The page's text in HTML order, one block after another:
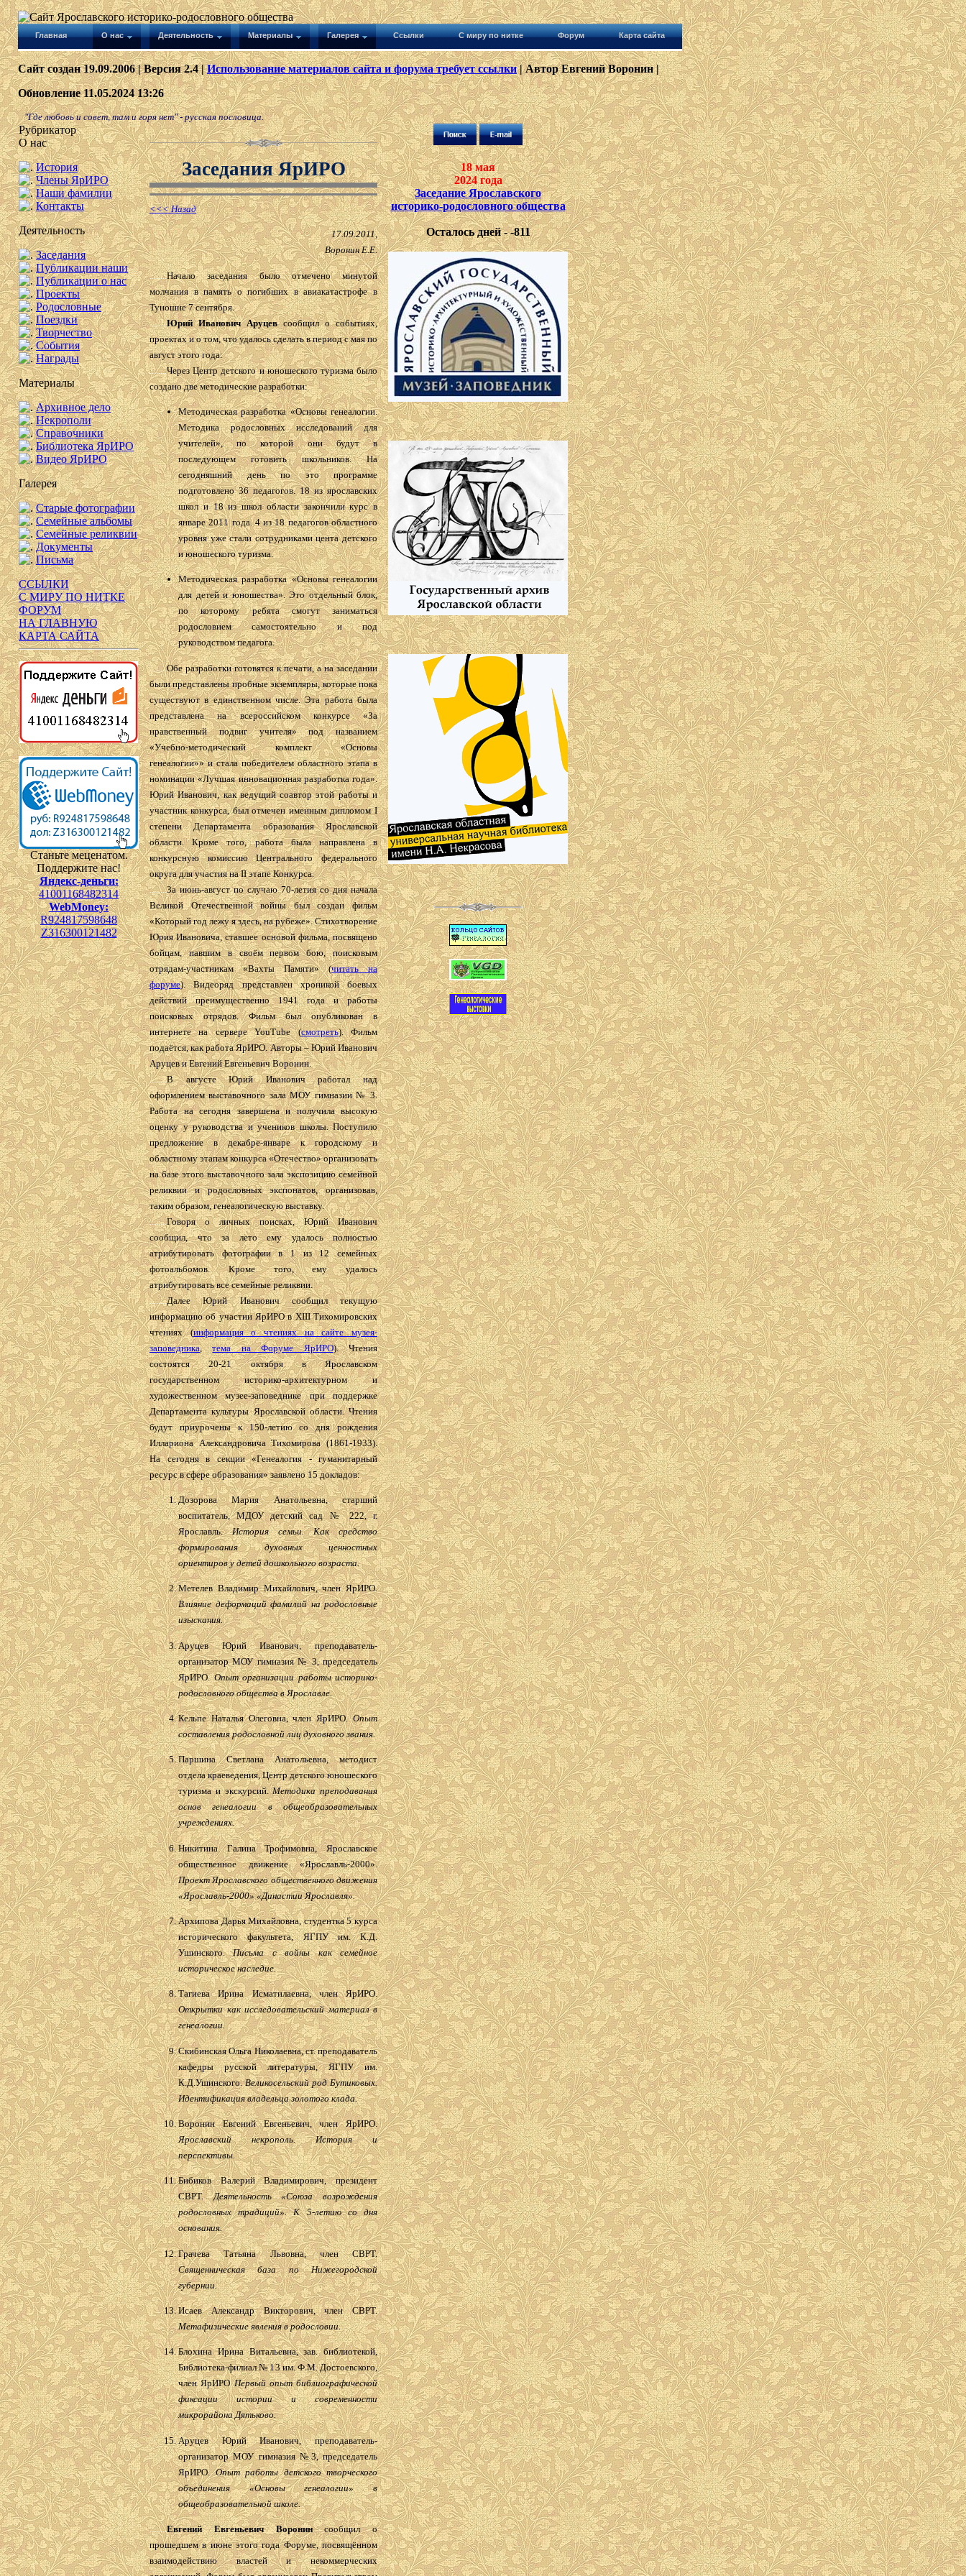
Главная О нас Деятельность Материалы Галерея Ссылки С миру по нитке Форум Карта сайта
Сайт создан 19.09.2006 | Версия 2.4 |Использование материалов сайта и форума требует ссылки| Автор Евгений Воронин |
Обновление 11.05.2024 13:26
"Где любовь и совет, там и горя нет" - русская пословица.
Рубрикатор
О нас
История
Члены ЯрИРО
Наши фамилии
Контакты
Деятельность
Заседания
Публикации наши
Публикации о нас
Проекты
Родословные
Поездки
Творчество
События
Награды
Материалы
Архивное дело
Некрополи
Справочники
Библиотека ЯрИРО
Видео ЯрИРО
Галерея
Старые фотографии
Семейные альбомы
Семейные реликвии
Документы
Письма
ССЫЛКИ
С МИРУ ПО НИТКЕ
ФОРУМ
НА ГЛАВНУЮ
КАРТА САЙТА
Станьте меценатом.
Поддержите нас!
Яндекс-деньги:
41001168482314
WebMoney:
R924817598648
Z316300121482
Заседания ЯрИРО
<<< Назад
17.09.2011,
Воронин Е.Е.
........Начало заседания было отмечено минутой
молчания в память о погибших в авиакатастрофе в
Туношне 7 сентября.
........Юрий Иванович Аруцевсообщил о событиях,
проектах и о том, что удалось сделать в период с мая по
август этого года:
........Через Центр детского и юношеского туризма было
создано две методические разработки:
Методическая разработка «Основы генеалогии.
Методика родословных исследований для
учителей», по которой они будут в
последующем готовить школьников. На
сегодняшний день по это программе
подготовлено 36 педагогов. 18 из ярославских
школ и 18 из школ области закончили курс в
январе 2011 года. 4 из 18 педагогов областного
уровня уже стали сотрудниками цента детского
и юношеского туризма.
Методическая разработка «Основы генеалогии
для детей и юношества». Это отдельный блок,
по которому ребята смогут заниматься
родословием самостоятельно и под
руководством педагога.
........Обе разработки готовятся к печати, а на заседании
были представлены пробные экземпляры, которые пока
существуют в единственном числе. Эта работа была
представлена на всероссийском конкурсе «За
нравственный подвиг учителя» под названием
«Учебно-методический комплект «Основы
генеалогии»» и стала победителем областного этапа в
номинации «Лучшая инновационная разработка года».
Юрий Иванович, как ведущий соавтор этой работы и
участник конкурса, был отмечен именным дипломом I
степени Департамента образования Ярославской
области. Кроме того, работа была направлена в
конкурсную комиссию Центрального федерального
округа для участия на II этапе Конкурса.
........За июнь-август по случаю 70-летия со дня начала
Великой Отечественной войны был создан фильм
«Который год лежу я здесь, на рубеже». Стихотворение
Юрия Ивановича, ставшее основой фильма, посвящено
бойцам, павшим в своём первом бою, поисковым
отрядам-участникам «Вахты Памяти» (читать на
форуме). Видеоряд представлен хроникой боевых
действий преимущественно 1941 года и работы
поисковых отрядов. Фильм был опубликован в
интернете на сервере YouTube (смотреть). Фильм
подаётся, как работа ЯрИРО. Авторы – Юрий Иванович
Аруцев и Евгений Евгеньевич Воронин.
........В августе Юрий Иванович работал над
оформлением выставочного зала МОУ гимназии № 3.
Работа на сегодня завершена и получила высокую
оценку у руководства и учеников школы. Поступило
предложение в декабре-январе к городскому и
областному этапам конкурса «Отечество» организовать
на базе этого выставочного зала экспозицию семейной
реликвии и родословных экспонатов, организовав,
таким образом, генеалогическую выставку.
........Говоря о личных поисках, Юрий Иванович
сообщил, что за лето ему удалось полностью
атрибутировать фотографии в 1 из 12 семейных
фотоальбомов. Кроме того, ему удалось
атрибутировать все семейные реликвии.
........Далее Юрий Иванович сообщил текущую
информацию об участии ЯрИРО в XIII Тихомировских
чтениях (информация о чтениях на сайте музея-
заповедника,тема на Форуме ЯрИРО). Чтения
состоятся 20-21 октября в Ярославском
государственном историко-архитектурном и
художественном музее-заповеднике при поддержке
Департамента культуры Ярославской области. Чтения
будут приурочены к 150-летию со дня рождения
Иллариона Александровича Тихомирова (1861-1933).
На сегодня в секции «Генеалогия - гуманитарный
ресурс в сфере образования» заявлено 15 докладов:
Дозорова Мария Анатольевна, старший
воспитатель, МДОУ детский сад № 222, г.
Ярославль.История семьи. Как средство
формирования духовных ценностных
ориентиров у детей дошкольного возраста.
Метелев Владимир Михайлович, член ЯрИРО.
Влияние деформаций фамилий на родословные
изыскания.
Аруцев Юрий Иванович, преподаватель-
организатор МОУ гимназия № 3, председатель
ЯрИРО.Опыт организации работы историко-
родословного общества в Ярославле.
Кельпе Наталья Олеговна, член ЯрИРО.Опыт
составления родословной лиц духовного звания.
Паршина Светлана Анатольевна, методист
отдела краеведения, Центр детского юношеского
туризма и экскурсий.Методика преподавания
основ генеалогии в общеобразовательных
учреждениях.
Никитина Галина Трофимовна, Ярославское
общественное движение «Ярославль-2000».
Проект Ярославского общественного движения
«Ярославль-2000» «Династии Ярославля».
Архипова Дарья Михайловна, студентка 5 курса
исторического факультета, ЯГПУ им. К.Д.
Ушинского.Письма с войны как семейное
историческое наследие.
Тагиева Ирина Исматилаевна, член ЯрИРО.
Открытки как исследовательский материал в
генеалогии.
Скибинская Ольга Николаевна, ст. преподаватель
кафедры русской литературы, ЯГПУ им.
К.Д.Ушинского.Великосельский род Бутиковых.
Идентификация владельца золотого клада.
Воронин Евгений Евгеньевич, член ЯрИРО.
Ярославский некрополь. История и
перспективы.
Бибиков Валерий Владимирович, президент
СВРТ.Деятельность «Союза возрождения
родословных традиций». К 5-летию со дня
основания.
Грачева Татьяна Львовна, член СВРТ.
Священническая база по Нижегородской
губернии.
Исаев Александр Викторович, член СВРТ.
Метафизические явления в родословии.
Блохина Ирина Витальевна, зав. библиотекой,
Библиотека-филиал № 13 им. Ф.М. Достоевского,
член ЯрИРОПервый опыт библиографической
фиксации истории и современности
микрорайона Дятьково.
Аруцев Юрий Иванович, преподаватель-
организатор МОУ гимназия №3, председатель
ЯрИРО.Опыт работы детского творческого
объединения «Основы генеалогии» в
общеобразовательной школе.
........Евгений Евгеньевич Воронинсообщил о
прошедшем в июне этого года Форуме, посвящённом
взаимодействию властей и некоммерческих
18 мая
2024 года
Заседание Ярославского
историко-родословного общества
Осталось дней - -811